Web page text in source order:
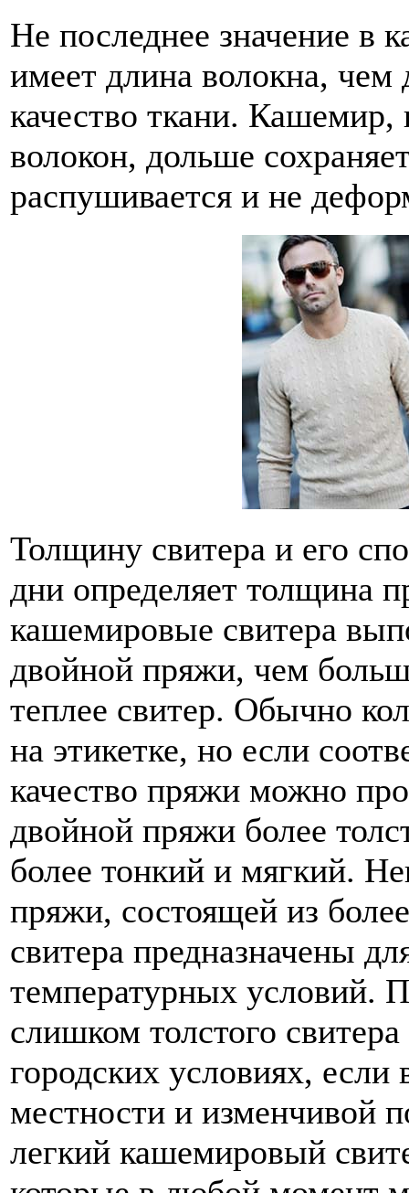
Не последнее значение в
имеет длина волокна,
качество ткани.
волокон, дольше
распушивается и не
Толщину свитера и его
дни определяет толщина
кашемировые свитера
двойной пряжи, чем
теплее свитер. Обычно
на этикетке, но если
качество пряжи можно
двойной пряжи более
более тонкий и мягкий.
пряжи, состоящей из
свитера предназначены
температурных условий.
слишком толстого
городских условиях,
местности и изменчивой
легкий кашемировый